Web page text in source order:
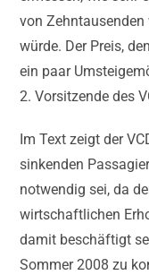
von
würde. Der Preis,
ein paar
2. Vorsitzende des
Im Text zeigt der
sinkenden
notwendig sei, da
wirtschaftlichen
damit beschäftigt
Sommer 2008 zu